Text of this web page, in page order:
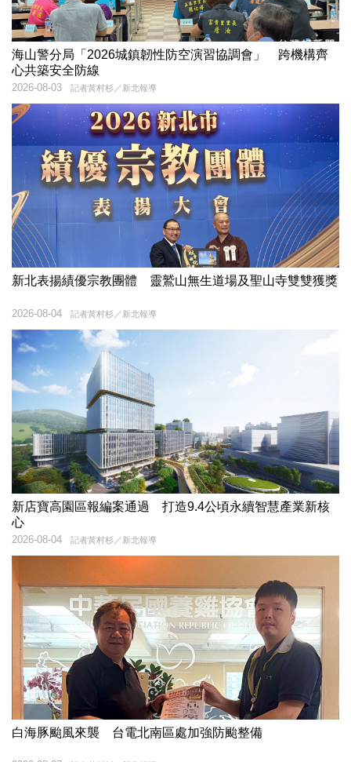
海山警分局「2026城鎮韌性防空演習協調會」 跨機構齊
心共築安全防線
記者黃村杉／新北報導
2026-08-03
新北表揚績優宗教團體 靈鷲山無生道場及聖山寺雙雙獲獎
記者黃村杉／新北報導
2026-08-04
新店寶高園區報編案通過 打造9.4公頃永續智慧產業新核
心
記者黃村杉／新北報導
2026-08-04
白海豚颱風來襲 台電北南區處加強防颱整備